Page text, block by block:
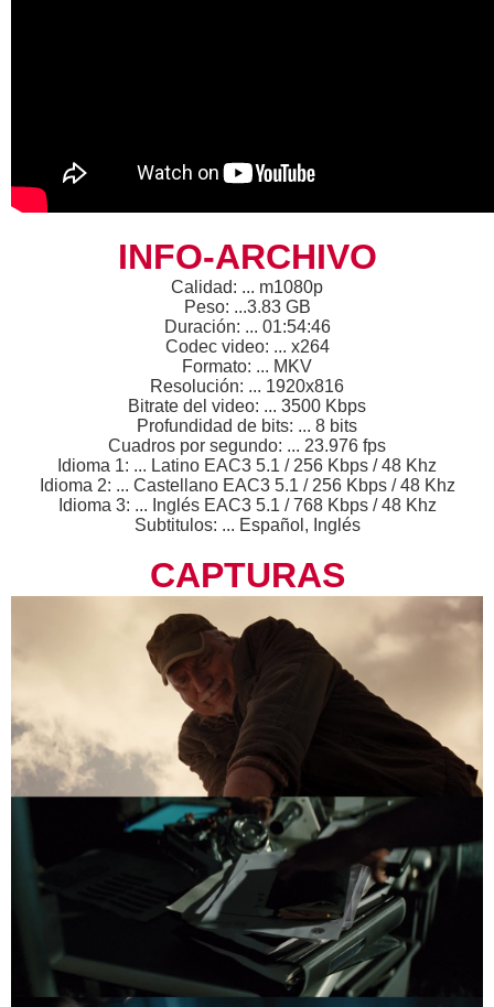
INFO-ARCHIVO
Calidad: ... m1080p
Peso: ...3.83 GB
Duración: ... 01:54:46
Codec video: ... x264
Formato: ... MKV
Resolución: ... 1920x816
Bitrate del video: ... 3500 Kbps
Profundidad de bits: ... 8 bits
Cuadros por segundo: ... 23.976 fps
Idioma 1: ... Latino EAC3 5.1 / 256 Kbps / 48 Khz
Idioma 2: ... Castellano EAC3 5.1 / 256 Kbps / 48 Khz
Idioma 3: ... Inglés EAC3 5.1 / 768 Kbps / 48 Khz
Subtitulos: ... Español, Inglés
CAPTURAS